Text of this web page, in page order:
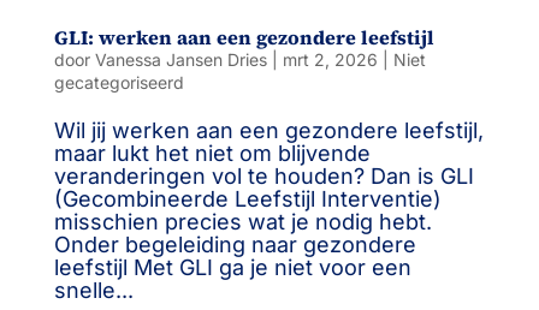
GLI: werken aan een gezondere leefstijl
door Vanessa Jansen Dries| mrt 2, 2026
Niet
gecategoriseerd
Wil jij werken aan een gezondere leefstijl,
maar lukt het niet om blijvende
veranderingen vol te houden? Dan is GLI
(Gecombineerde Leefstijl Interventie)
misschien precies wat je nodig hebt.
Onder begeleiding naar gezondere
leefstijl Met GLI ga je niet voor een
snelle...